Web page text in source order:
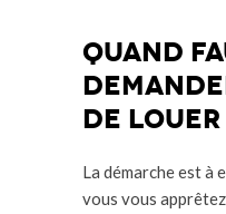
Quand
de louer
La démarche est à
vous vous